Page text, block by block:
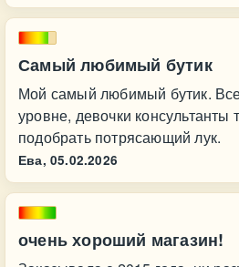
Самый любимый бутик
Мой самый любимый бутик.
уровне, девочки консультанты
подобрать потрясающий лук.
Ева, 05.02.2026
очень хороший магазин!